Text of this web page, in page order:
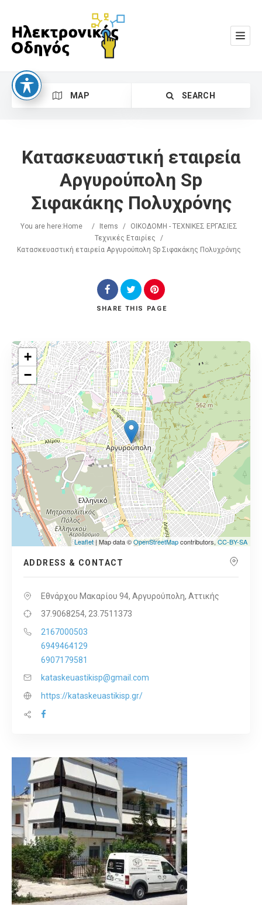
MAP SEARCH
Search
Κατασκευαστική εταιρεία
Αργυρούπολη Sp
Σιφακάκης Πολυχρόνης
You are here: Home / Items /
ΟΙΚΟΔΟΜΗ - ΤΕΧΝΙΚΕΣ ΕΡΓΑΣΙΕΣ
Τεχνικές Εταιρίες
/
Κατασκευαστική εταιρεία Αργυρούπολη Sp Σιφακάκης Πολυχρόνης
SHARE THIS PAGE
+
−
Leaflet| Map data ©OpenStreetMapcontributors,CC-BY-SA
ADDRESS & CONTACT
Εθνάρχου Μακαρίου 94, Αργυρούπολη, Αττικής
37.9068254, 23.7511373
2167000503
6949464129
6907179581
kataskeuastikisp@gmail.com
https://kataskeuastikisp.gr/